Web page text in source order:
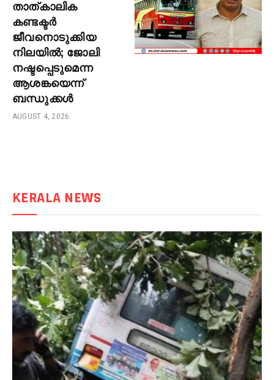
താത്കാലിക
കണ്ടക്ടർ
ജീവനൊടുക്കിയ
നിലയിൽ; ജോലി
നഷ്ടപ്പെടുമെന്ന
ആശങ്കയെന്ന്
ബന്ധുക്കൾ
AUGUST 4, 2026
KERALA NEWS